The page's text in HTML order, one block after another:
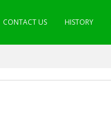
CONTACT US HISTORY